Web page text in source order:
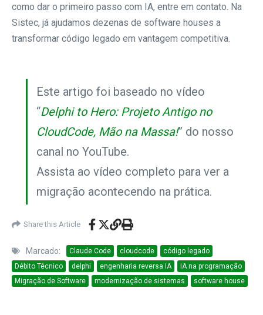
como dar o primeiro passo com IA, entre em contato. Na
Sistec, já ajudamos dezenas de software houses a
transformar código legado em vantagem competitiva.
Este artigo foi baseado no vídeo
“Delphi to Hero: Projeto Antigo no
CloudCode, Mão na Massa!” do nosso
canal no YouTube.
Assista ao vídeo completo para ver a
migração acontecendo na prática.
Share this Article
Marcado: Claude Code cloudcode
código legado
Débito Técnico
delphi engenharia reversa IA
IA na programação
Migração de Software
modernização de sistemas software house